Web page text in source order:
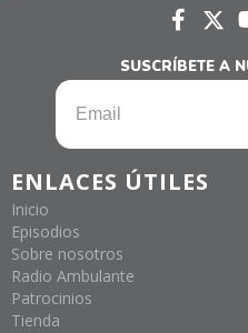
SUSCRÍBETE A
ENLACES ÚTILES
Inicio
Episodios
Sobre nosotros
Radio Ambulante
Patrocinios
Tienda